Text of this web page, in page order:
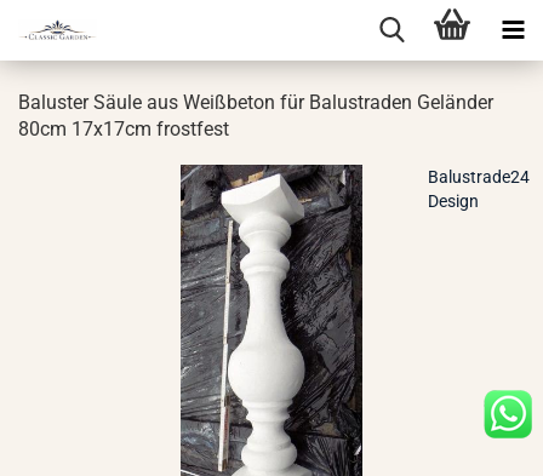
Ba­lus­ter Säule aus Weiß­be­ton für Ba­lus­tra­den Ge­län­der
80cm 17x17cm frost­fest
Balustrade24
Design